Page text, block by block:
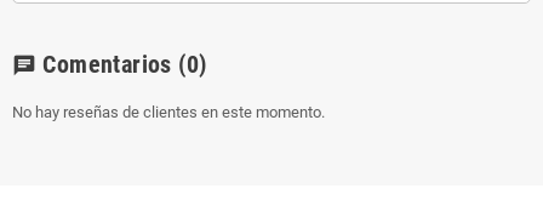
chat Comentarios (0)
No hay reseñas de clientes en este momento.